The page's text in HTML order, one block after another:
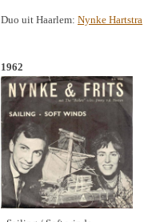
Duo uit Haarlem: Nynke Hartstra
1962